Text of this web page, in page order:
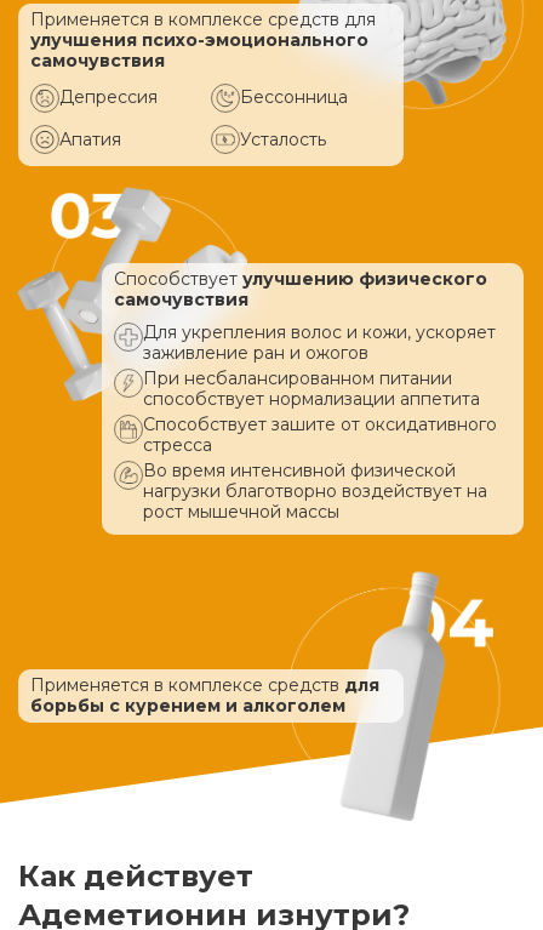
Применяется в комплексе средств для
улучшения психо-эмоционального
самочувствия
Депрессия
Бессонница
Апатия
Усталость
Способствует улучшению физического
самочувствия
Для укрепления волос и кожи, ускоряет
заживление ран и ожогов
При несбалансированном питании
способствует нормализации аппетита
Способствует зашите от оксидативного
стресса
Во время интенсивной физической
нагрузки благотворно воздействует на
рост мышечной массы
Применяется в комплексе средств для
борьбы с курением и алкоголем
Как действует
Адеметионин изнутри?